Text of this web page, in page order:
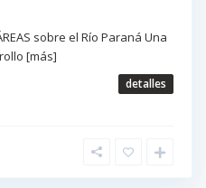
sobre el Río Paraná Una
[más]
detalles